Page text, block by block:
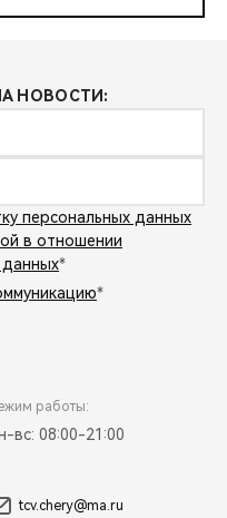
НОВОСТИ:
персональных данных
в отношении
*
*
работы:
вс: 08:00-21:00
tcv.chery@ma.ru